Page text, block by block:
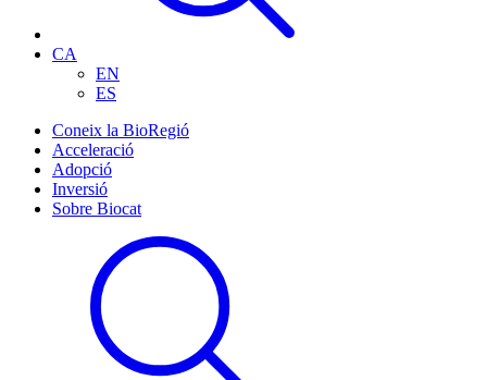
CA
EN
ES
Coneix la BioRegió
Acceleració
Adopció
Inversió
Sobre Biocat